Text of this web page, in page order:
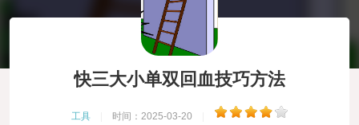
快三大小单双回血技巧方法
工具 时间：2025-03-20